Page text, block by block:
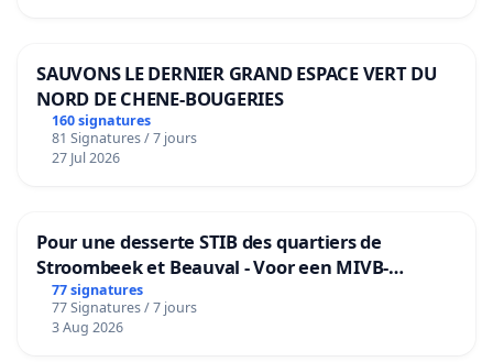
SAUVONS LE DERNIER GRAND ESPACE VERT DU
NORD DE CHENE-BOUGERIES
160 signatures
81 Signatures / 7 jours
27 Jul 2026
Pour une desserte STIB des quartiers de
Stroombeek et Beauval - Voor een MIVB-
bediening van de wijken Strombeek en Het
Voor
77 signatures
77 Signatures / 7 jours
3 Aug 2026